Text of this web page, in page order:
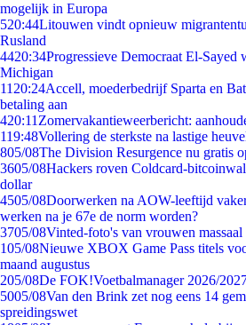
mogelijk in Europa
520:44Litouwen vindt opnieuw
Rusland
4420:34Progressieve Democraat El-
Michigan
11 20:24Accell, moederbedrijf Sparta en
betaling aan
420:11 Zomervakantieweerbericht:
119:48Vollering de sterkste na lastige
805/08The Division Resurgence nu gratis
3605/08Hackers roven Coldcard-
dollar
4505/08Doorwerken na AOW-leeftijd
werken na je 67e de norm worden?
3705/08Vinted-foto's van vrouwen massaal
105/08Nieuwe XBOX Game Pass titels
maand augustus
205/08De FOK!Voetbalmanager 2026/
5005/08Van den Brink zet nog eens 14
spreidingswet